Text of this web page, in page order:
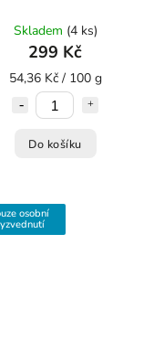
Skladem (4 ks)
299 Kč
54,36 Kč / 100 g
Do košíku
osobní